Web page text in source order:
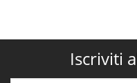
Iscriviti